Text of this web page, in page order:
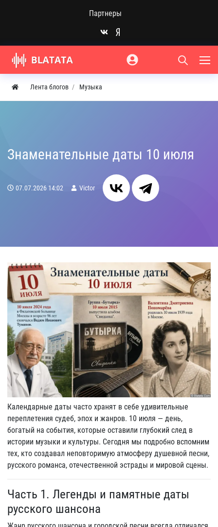
Партнеры
Лента блогов Музыка
Знаменательные даты 10 июля
07.07.2026 14:02 Victor
Календарные даты часто хранят в себе удивительные
переплетения судеб, эпох и жанров. 10 июля — день,
богатый на события, которые оставили глубокий след в
истории музыки и культуры. Сегодня мы подробно вспомним
тех, кто создавал неповторимую атмосферу душевной песни,
русского романса, отечественной эстрады и мировой сцены.
Часть 1. Легенды и памятные даты
русского шансона